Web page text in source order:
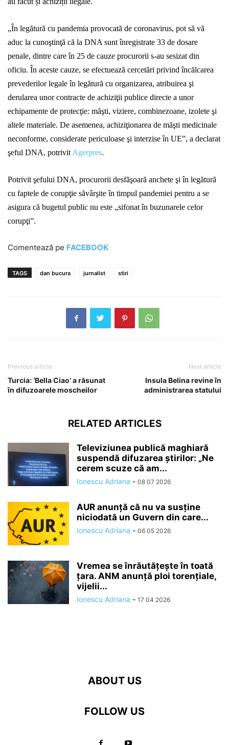
„În legătură cu pandemia provocată de coronavirus, pot să vă
aduc la cunoştinţă că la DNA sunt înregistrate 33 de dosare
penale, dintre care în 25 de cauze procurorii s-au sesizat din
oficiu. În aceste cauze, se efectuează cercetări privind încălcarea
prevederilor legale în legătură cu organizarea, atribuirea şi
derularea unor contracte de achiziţii publice directe a unor
echipamente de protecţie: măşti, viziere, combinezoane, izolete şi
altele materiale. De asemenea, achiziţionarea de măşti medicinale
neconforme, considerate periculoase şi interzise în UE”, a declarat
şeful DNA, potrivit Agerpres.
Potrivit şefului DNA, procurorii desfăşoară anchete şi în legătură
cu faptele de corupţie săvârşite în timpul pandemiei pentru a se
asigura că bugetul public nu este „sifonat în buzunarele celor
corupţi”.
Comentează pe FACEBOOK
TAGS dan bucura jurnalist stiri
Previous article
Turcia: ‘Bella Ciao’ a răsunat
în difuzoarele moscheilor
Next article
Insula Belina revine în
administrarea statului
RELATED ARTICLES
Televiziunea publică maghiară
suspendă difuzarea ştirilor: „Ne
cerem scuze că am...
Ionescu Adriana - 08 07 2026
AUR anunță că nu va susține
niciodată un Guvern din care...
Ionescu Adriana - 06 05 2026
Vremea se înrăutăţeşte în toată
ţara. ANM anunță ploi torențiale,
vijelii...
Ionescu Adriana - 17 04 2026
ABOUT US
FOLLOW US